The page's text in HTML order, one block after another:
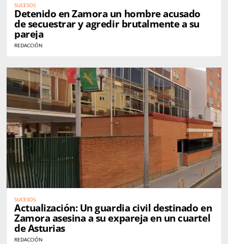
SUCESOS
Detenido en Zamora un hombre acusado
de secuestrar y agredir brutalmente a su
pareja
REDACCIÓN
SUCESOS
Actualización: Un guardia civil destinado en
Zamora asesina a su expareja en un cuartel
de Asturias
REDACCIÓN